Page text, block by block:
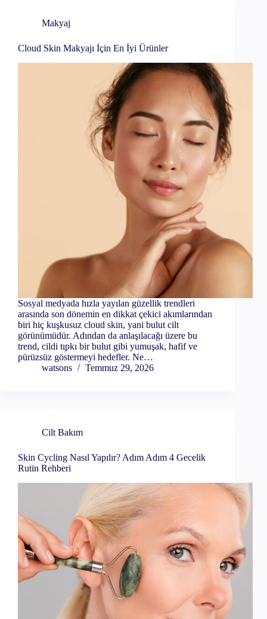
Makyaj
Cloud Skin Makyajı İçin En İyi Ürünler
Sosyal medyada hızla yayılan güzellik trendleri
arasında son dönemin en dikkat çekici akımlarından
biri hiç kuşkusuz cloud skin, yani bulut cilt
görünümüdür. Adından da anlaşılacağı üzere bu
trend, cildi tıpkı bir bulut gibi yumuşak, hafif ve
pürüzsüz göstermeyi hedefler. Ne…
watsons
Temmuz 29, 2026
Cilt Bakım
Skin Cycling Nasıl Yapılır? Adım Adım 4 Gecelik
Rutin Rehberi